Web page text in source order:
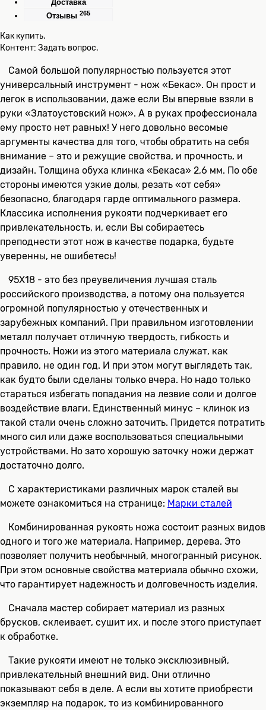
Доставка
Отзывы 265
Как купить.
Контент: Задать вопрос.
Самой большой популярностью пользуется этот
универсальный инструмент - нож «Бекас». Он прост и
легок в использовании, даже если Вы впервые взяли в
руки «Златоустовский нож». А в руках профессионала
ему просто нет равных! У него довольно весомые
аргументы качества для того, чтобы обратить на себя
внимание – это и режущие свойства, и прочность, и
дизайн. Толщина обуха клинка «Бекаса» 2,6 мм. По обе
стороны имеются узкие долы, резать «от себя»
безопасно, благодаря гарде оптимального размера.
Классика исполнения рукояти подчеркивает его
привлекательность, и, если Вы собираетесь
преподнести этот нож в качестве подарка, будьте
уверенны, не ошибетесь!
95Х18 - это без преувеличения лучшая сталь
российского производства, а потому она пользуется
огромной популярностью у отечественных и
зарубежных компаний. При правильном изготовлении
металл получает отличную твердость, гибкость и
прочность. Ножи из этого материала служат, как
правило, не один год. И при этом могут выглядеть так,
как будто были сделаны только вчера. Но надо только
стараться избегать попадания на лезвие соли и долгое
воздействие влаги. Единственный минус – клинок из
такой стали очень сложно заточить. Придется потратить
много сил или даже воспользоваться специальными
устройствами. Но зато хорошую заточку ножи держат
достаточно долго.
С характеристиками различных марок сталей вы
можете ознакомиться на странице: Марки сталей
Комбинированная рукоять ножа состоит разных видов
одного и того же материала. Например, дерева. Это
позволяет получить необычный, многогранный рисунок.
При этом основные свойства материала обычно схожи,
что гарантирует надежность и долговечность изделия.
Сначала мастер собирает материал из разных
брусков, склеивает, сушит их, и после этого приступает
к обработке.
Такие рукояти имеют не только эксклюзивный,
привлекательный внешний вид. Они отлично
показывают себя в деле. А если вы хотите приобрести
экземпляр на подарок, то из комбинированного